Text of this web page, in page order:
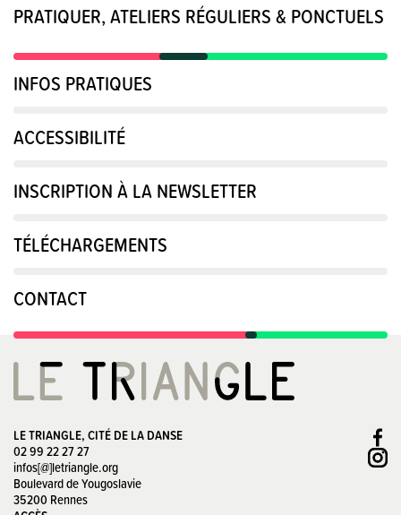
PRATIQUER, ATELIERS RÉGULIERS & PONCTUELS
INFOS PRATIQUES
ACCESSIBILITÉ
INSCRIPTION À LA NEWSLETTER
TÉLÉCHARGEMENTS
CONTACT
LE TRIANGLE, CITÉ DE LA DANSE
02 99 22 27 27
infos[@]letriangle.org
Boulevard de Yougoslavie
35200 Rennes